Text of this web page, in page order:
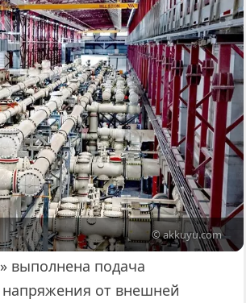
© akkuyu.com
выполнена подача
от внешней